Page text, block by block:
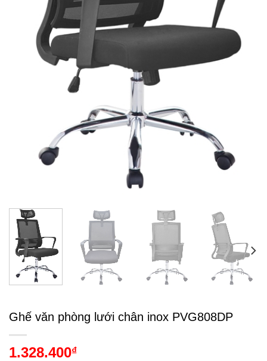
Ghế văn phòng lưới chân inox PVG808DP
1.328.400₫